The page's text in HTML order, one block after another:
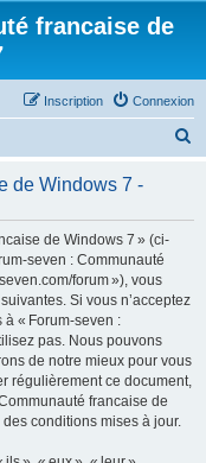
francaise de
Connexion
Inscription
h
de Windows 7 -
de Windows 7 » (ci-
seven : Communauté
forum »), vous
Si vous n’acceptez
à « Forum-seven :
pas. Nous pouvons
de notre mieux pour vous
régulièrement ce document,
francaise de
conditions mises à jour.